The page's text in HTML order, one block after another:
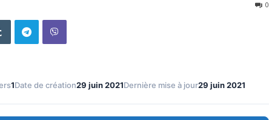
0
1Date de création29 juin 2021Dernière mise à jour29 juin 2021